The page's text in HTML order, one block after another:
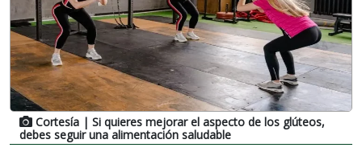
Cortesía | Si quieres mejorar el aspecto de los glúteos,
debes seguir una alimentación saludable